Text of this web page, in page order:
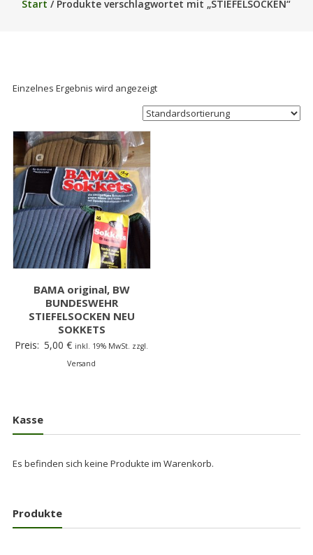
Start / Produkte verschlagwortet mit „STIEFELSOCKEN“
Einzelnes Ergebnis wird angezeigt
BAMA original, BW
BUNDESWEHR
STIEFELSOCKEN NEU
SOKKETS
Preis: 5,00€ inkl. 19% MwSt. zzgl.
Versand
Kasse
Es befinden sich keine Produkte im Warenkorb.
Produkte